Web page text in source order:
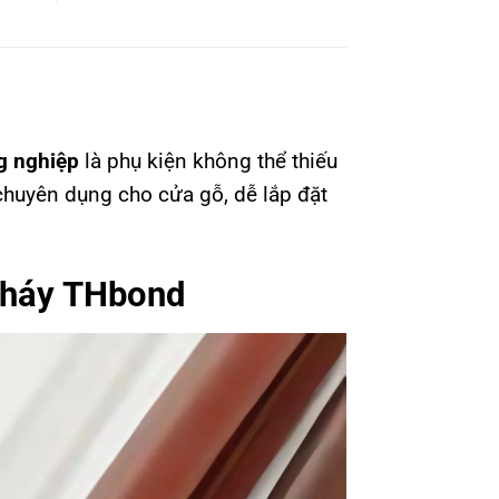
nghiệp là phụ kiện không thể thiếu
dụng cho cửa gỗ, dễ lắp đặt
THbond